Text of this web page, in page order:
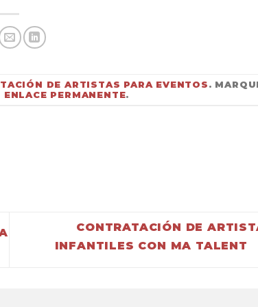
DE ARTISTAS PARA EVENTOS .
ENLACE PERMANENTE.
CONTRATACIÓN DE
INFANTILES CON MA TALENT